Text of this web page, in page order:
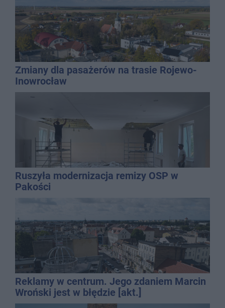
Zmiany dla pasażerów na trasie Rojewo-
Inowrocław
Ruszyła modernizacja remizy OSP w
Pakości
Reklamy w centrum. Jego zdaniem Marcin
Wroński jest w błędzie [akt.]